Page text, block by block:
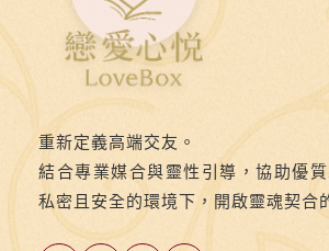
重新定義高端交友。
結合專業媒合與靈性引導，協助優
私密且安全的環境下，開啟靈魂契合